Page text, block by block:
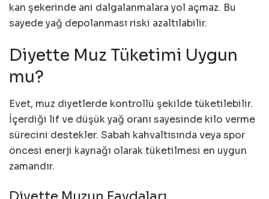
kan şekerinde ani dalgalanmalara yol açmaz. Bu
sayede yağ depolanması riski azaltılabilir.
Diyette Muz Tüketimi Uygun
mu?
Evet, muz diyetlerde kontrollü şekilde tüketilebilir.
İçerdiği lif ve düşük yağ oranı sayesinde kilo verme
sürecini destekler. Sabah kahvaltısında veya spor
öncesi enerji kaynağı olarak tüketilmesi en uygun
zamandır.